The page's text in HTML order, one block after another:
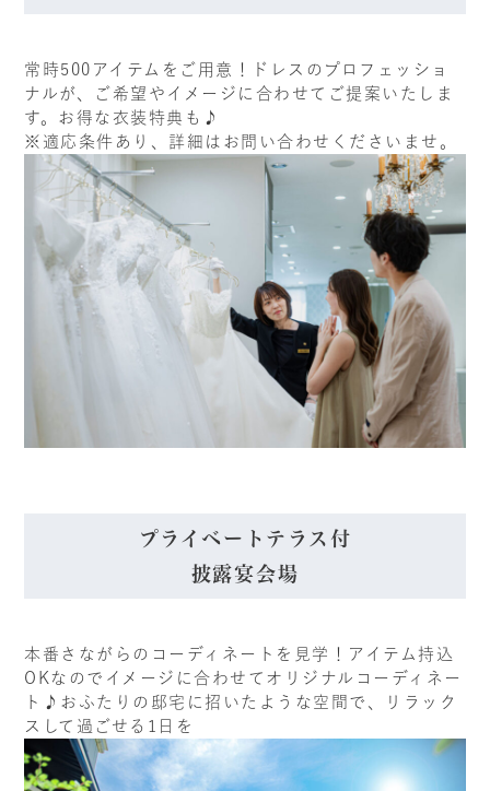
常時500アイテムをご用意！ドレスのプロフェッショ
ナルが、ご希望やイメージに合わせてご提案いたしま
す。お得な衣装特典も♪
※適応条件あり、詳細はお問い合わせくださいませ。
プライベートテラス付
披露宴会場
本番さながらのコーディネートを見学！アイテム持込
OKなのでイメージに合わせてオリジナルコーディネー
ト♪おふたりの邸宅に招いたような空間で、リラック
スして過ごせる1日を